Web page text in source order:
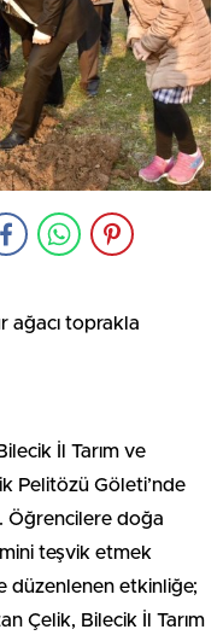
ağacı toprakla
İl Tarım ve
Pelitözü Göleti’nde
Öğrencilere doğa
teşvik etmek
düzenlenen etkinliğe;
Çelik, Bilecik İl Tarım